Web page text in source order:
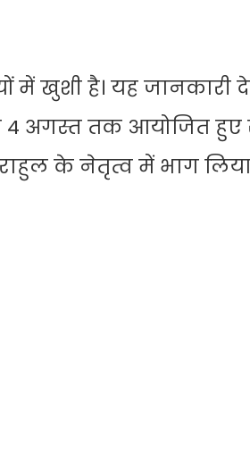
में खुशी है। यह जानकारी
4 अगस्त तक आयोजित हुए
के नेतृत्व में भाग लिया